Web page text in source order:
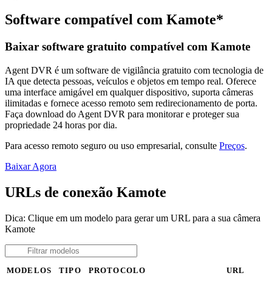
Software compatível com Kamote*
Baixar software gratuito compatível com Kamote
Agent DVR é um software de vigilância gratuito com tecnologia de
IA que detecta pessoas, veículos e objetos em tempo real. Oferece
uma interface amigável em qualquer dispositivo, suporta câmeras
ilimitadas e fornece acesso remoto sem redirecionamento de porta.
Faça download do Agent DVR para monitorar e proteger sua
propriedade 24 horas por dia.
Para acesso remoto seguro ou uso empresarial, consulte Preços.
Baixar Agora
URLs de conexão Kamote
Dica: Clique em um modelo para gerar um URL para a sua câmera
Kamote
MODELOS TIPO PROTOCOLO URL